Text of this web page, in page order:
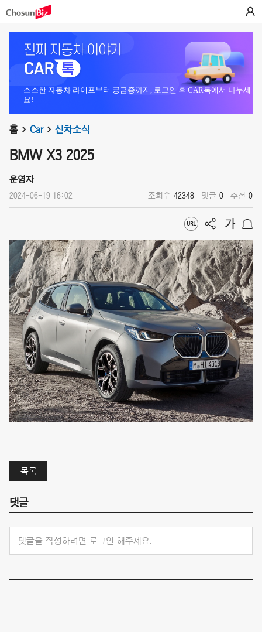
소소한 자동차 라이프부터 궁금증까지, 로그인 후 CAR톡에서 나누세
요!
홈 Car 신차소식
BMW X3 2025
운영자
2024-06-19 16:02 조회수 42348 댓글 0 추천 0
목록
댓글
댓글을 작성하려면 로그인 해주세요.